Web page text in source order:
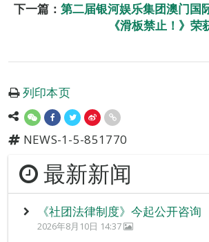
下一篇： 第二届银河娱乐集团澳门国
《滑板禁止！》
列印本页
NEWS-1-5-851770
最新新闻
《社团法律制度》今起公开咨询
2026年8月10日 14:37